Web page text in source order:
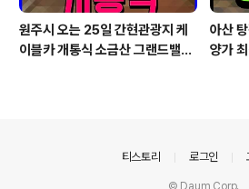
원주시 오는 25일 간현관광지 케
이블카 개통식 소금산 그랜드밸리
아산
양가
티스토리 로그인